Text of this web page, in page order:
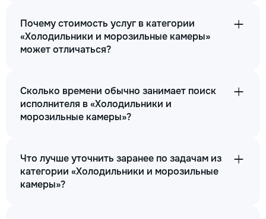
Почему стоимость услуг в категории
«Холодильники и морозильные камеры»
может отличаться?
Сколько времени обычно занимает поиск
исполнителя в «Холодильники и
морозильные камеры»?
Что лучше уточнить заранее по задачам из
категории «Холодильники и морозильные
камеры»?